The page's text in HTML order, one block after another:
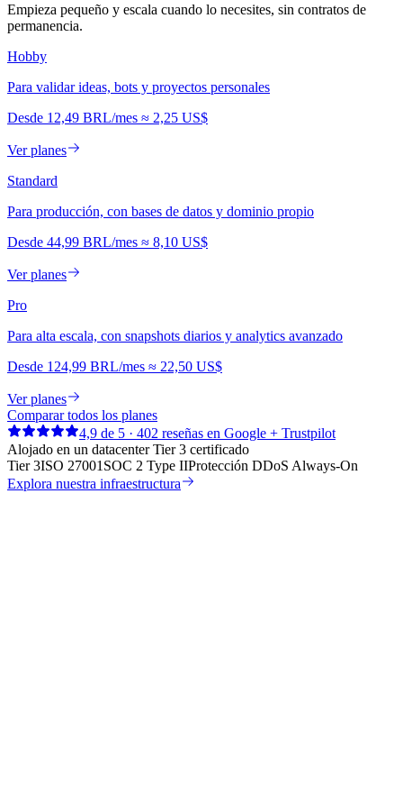
Empieza pequeño y escala cuando lo necesites, sin contratos de
permanencia.
Hobby
Para validar ideas, bots y proyectos personales
Desde 12,49 BRL/mes ≈ 2,25 US$
Ver planes
Standard
Para producción, con bases de datos y dominio propio
Desde 44,99 BRL/mes ≈ 8,10 US$
Ver planes
Pro
Para alta escala, con snapshots diarios y analytics avanzado
Desde 124,99 BRL/mes ≈ 22,50 US$
Ver planes
Comparar todos los planes
4,9 de 5 · 402 reseñas en Google + Trustpilot
Alojado en un datacenter Tier 3 certificado
Tier 3ISO 27001 SOC 2 Type IIProtección DDoS Always-On
Explora nuestra infraestructura